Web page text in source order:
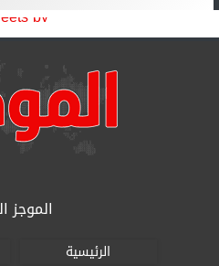
by
الموجز
الرئيسية